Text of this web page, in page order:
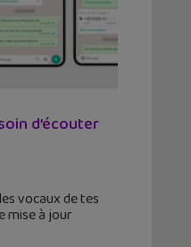
d’écouter
vocaux de tes
mise à jour